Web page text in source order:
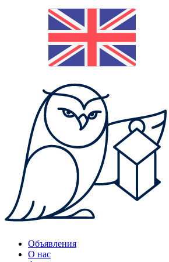
Объявления
О нас